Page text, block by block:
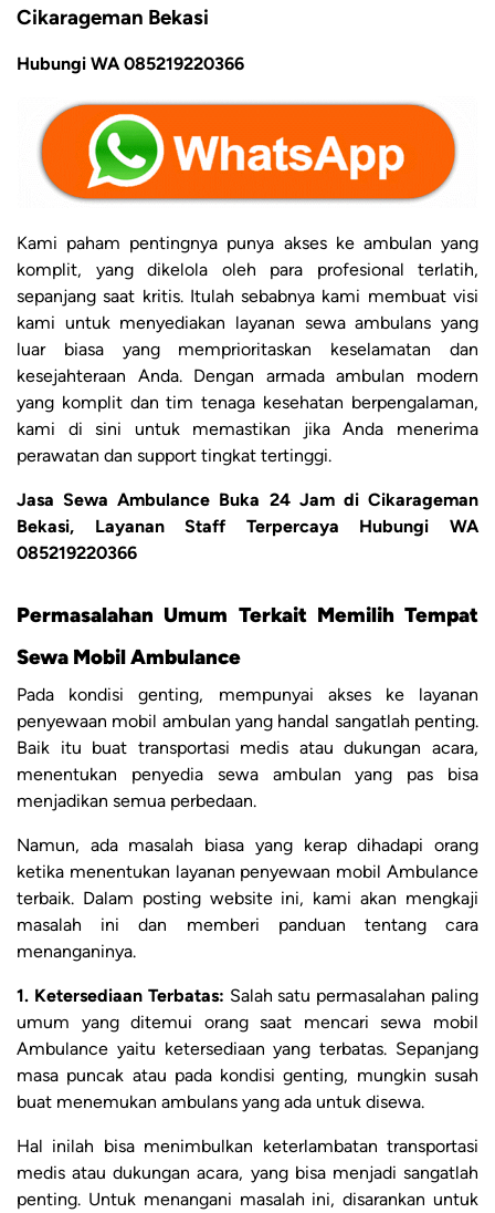
Cikarageman Bekasi
Hubungi WA 085219220366
Kami paham pentingnya punya akses ke ambulan yang
komplit, yang dikelola oleh para profesional terlatih,
sepanjang saat kritis. Itulah sebabnya kami membuat visi
kami untuk menyediakan layanan sewa ambulans yang
luar biasa yang memprioritaskan keselamatan dan
kesejahteraan Anda. Dengan armada ambulan modern
yang komplit dan tim tenaga kesehatan berpengalaman,
kami di sini untuk memastikan jika Anda menerima
perawatan dan support tingkat tertinggi.
Jasa Sewa Ambulance Buka 24 Jam di Cikarageman
Bekasi, Layanan Staff Terpercaya Hubungi WA
085219220366
Permasalahan Umum Terkait Memilih Tempat
Sewa Mobil Ambulance
Pada kondisi genting, mempunyai akses ke layanan
penyewaan mobil ambulan yang handal sangatlah penting.
Baik itu buat transportasi medis atau dukungan acara,
menentukan penyedia sewa ambulan yang pas bisa
menjadikan semua perbedaan.
Namun, ada masalah biasa yang kerap dihadapi orang
ketika menentukan layanan penyewaan mobil Ambulance
terbaik. Dalam posting website ini, kami akan mengkaji
masalah ini dan memberi panduan tentang cara
menanganinya.
1. Ketersediaan Terbatas: Salah satu permasalahan paling
umum yang ditemui orang saat mencari sewa mobil
Ambulance yaitu ketersediaan yang terbatas. Sepanjang
masa puncak atau pada kondisi genting, mungkin susah
buat menemukan ambulans yang ada untuk disewa.
Hal inilah bisa menimbulkan keterlambatan transportasi
medis atau dukungan acara, yang bisa menjadi sangatlah
penting. Untuk menangani masalah ini, disarankan untuk